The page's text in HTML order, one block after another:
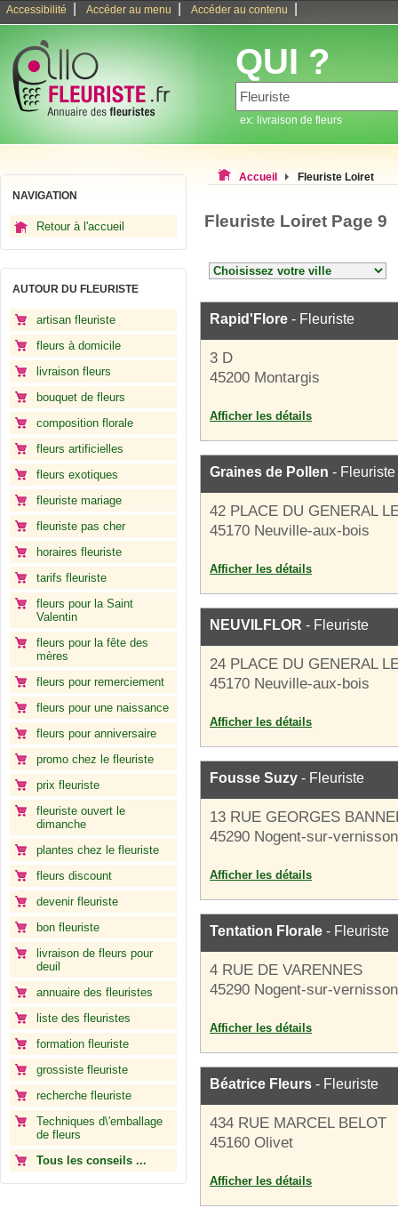
Accessibilité Accéder au menu Accéder au contenu
QUI ?
ex: livraison de fleurs
NAVIGATION
Retour à l'accueil
AUTOUR DU FLEURISTE
artisan fleuriste
fleurs à domicile
livraison fleurs
bouquet de fleurs
composition florale
fleurs artificielles
fleurs exotiques
fleuriste mariage
fleuriste pas cher
horaires fleuriste
tarifs fleuriste
fleurs pour la Saint
Valentin
fleurs pour la fête des
mères
fleurs pour remerciement
fleurs pour une naissance
fleurs pour anniversaire
promo chez le fleuriste
prix fleuriste
fleuriste ouvert le
dimanche
plantes chez le fleuriste
fleurs discount
devenir fleuriste
bon fleuriste
livraison de fleurs pour
deuil
annuaire des fleuristes
liste des fleuristes
formation fleuriste
grossiste fleuriste
recherche fleuriste
Techniques d\'emballage
de fleurs
Tous les conseils ...
Accueil Fleuriste Loiret
Fleuriste Loiret Page 9
Rapid'Flore - Fleuriste
3 D
45200 Montargis
Afficher les détails
Graines de Pollen - Fleuriste
42 PLACE DU GENERAL
45170 Neuville-aux-bois
Afficher les détails
NEUVILFLOR - Fleuriste
24 PLACE DU GENERAL
45170 Neuville-aux-bois
Afficher les détails
Fousse Suzy - Fleuriste
13 RUE GEORGES
45290 Nogent-sur-vernisson
Afficher les détails
Tentation Florale - Fleuriste
4 RUE DE VARENNES
45290 Nogent-sur-vernisson
Afficher les détails
Béatrice Fleurs - Fleuriste
434 RUE MARCEL BELOT
45160 Olivet
Afficher les détails